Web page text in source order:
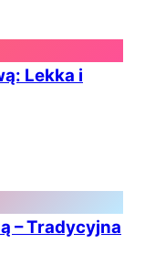
Lekka i
– Tradycyjna